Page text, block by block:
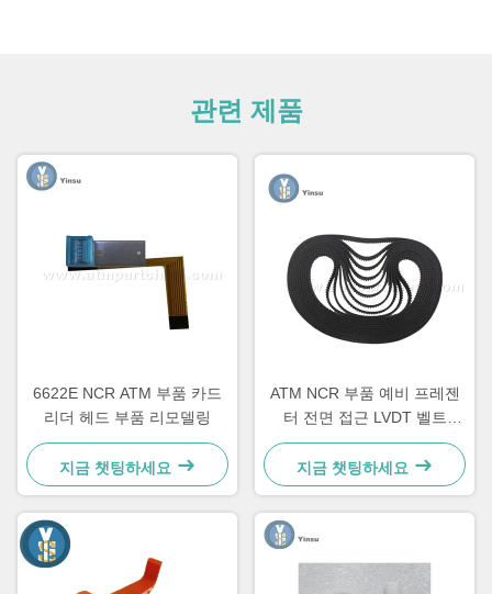
관련 제품
6622E NCR ATM 부품 카드
리더 헤드 부품 리모델링
지금 챗팅하세요
ATM NCR 부품 예비 프레젠
터 전면 접근 LVDT 벨트
4450544331
지금 챗팅하세요